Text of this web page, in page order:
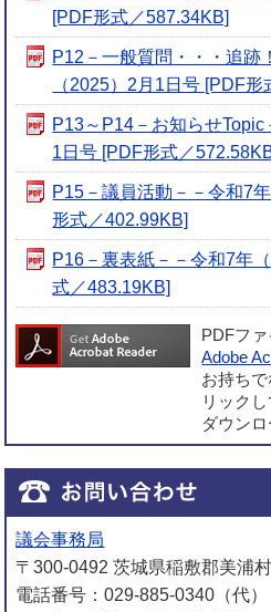
[PDF形式／587.34KB]
P12－一般質問・・・追跡
（2025）2月1日号 [PDF形
P13～P14－お知らせ
1日号 [PDF形式／
P15－議員活動－－令和7
形式／402.99KB]
P16－裏表紙－－令和7年
式／483.19KB]
PDFフ
Adobe
お持ち
リック
ダウン
議会事務局
〒300-0492 茨城県稲敷郡美浦
電話番号：029-885-0340（代）